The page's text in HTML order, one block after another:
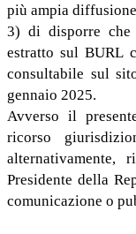
più ampia
3) di disporre che
estratto sul BURL
consultabile sul
gennaio 2025.
Avverso il
ricorso
alternativamente,
Presidente della
comunicazione o